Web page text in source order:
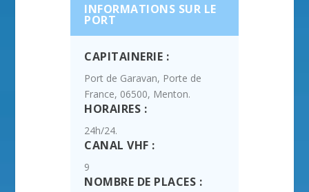
INFORMATIONS SUR LE
PORT
CAPITAINERIE :
Port de Garavan, Porte de
France, 06500, Menton.
HORAIRES :
24h/24.
CANAL VHF :
9
NOMBRE DE PLACES :